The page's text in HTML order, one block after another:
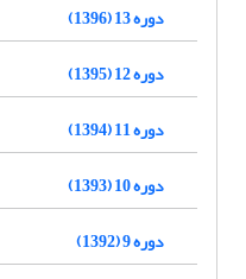
دوره 13 (1396)
دوره 12 (1395)
دوره 11 (1394)
دوره 10 (1393)
دوره 9 (1392)